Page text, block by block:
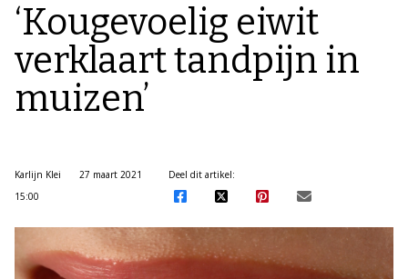
‘Kougevoelig eiwit
verklaart tandpijn in
muizen’
Karlijn Klei
27 maart 2021
15:00
Deel dit artikel: